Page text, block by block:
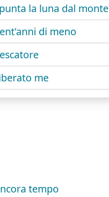
la luna dal monte
di meno
me
tempo